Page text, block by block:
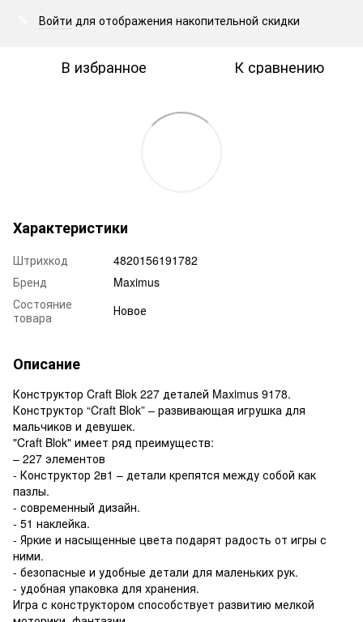
Войти для отображения накопительной скидки
В избранное К сравнению
Характеристики
Штрихкод
4820156191782
Бренд
Maximus
Состояние
товара
Новое
Описание
Конструктор Craft Blok 227 деталей Maximus 9178.
Конструктор “Craft Blok” – развивающая игрушка для
мальчиков и девушек.
"Craft Blok" имеет ряд преимуществ:
– 227 элементов
- Конструктор 2в1 – детали крепятся между собой как
пазлы.
- современный дизайн.
- 51 наклейка.
- Яркие и насыщенные цвета подарят радость от игры с
ними.
- безопасные и удобные детали для маленьких рук.
- удобная упаковка для хранения.
Игра с конструктором способствует развитию мелкой